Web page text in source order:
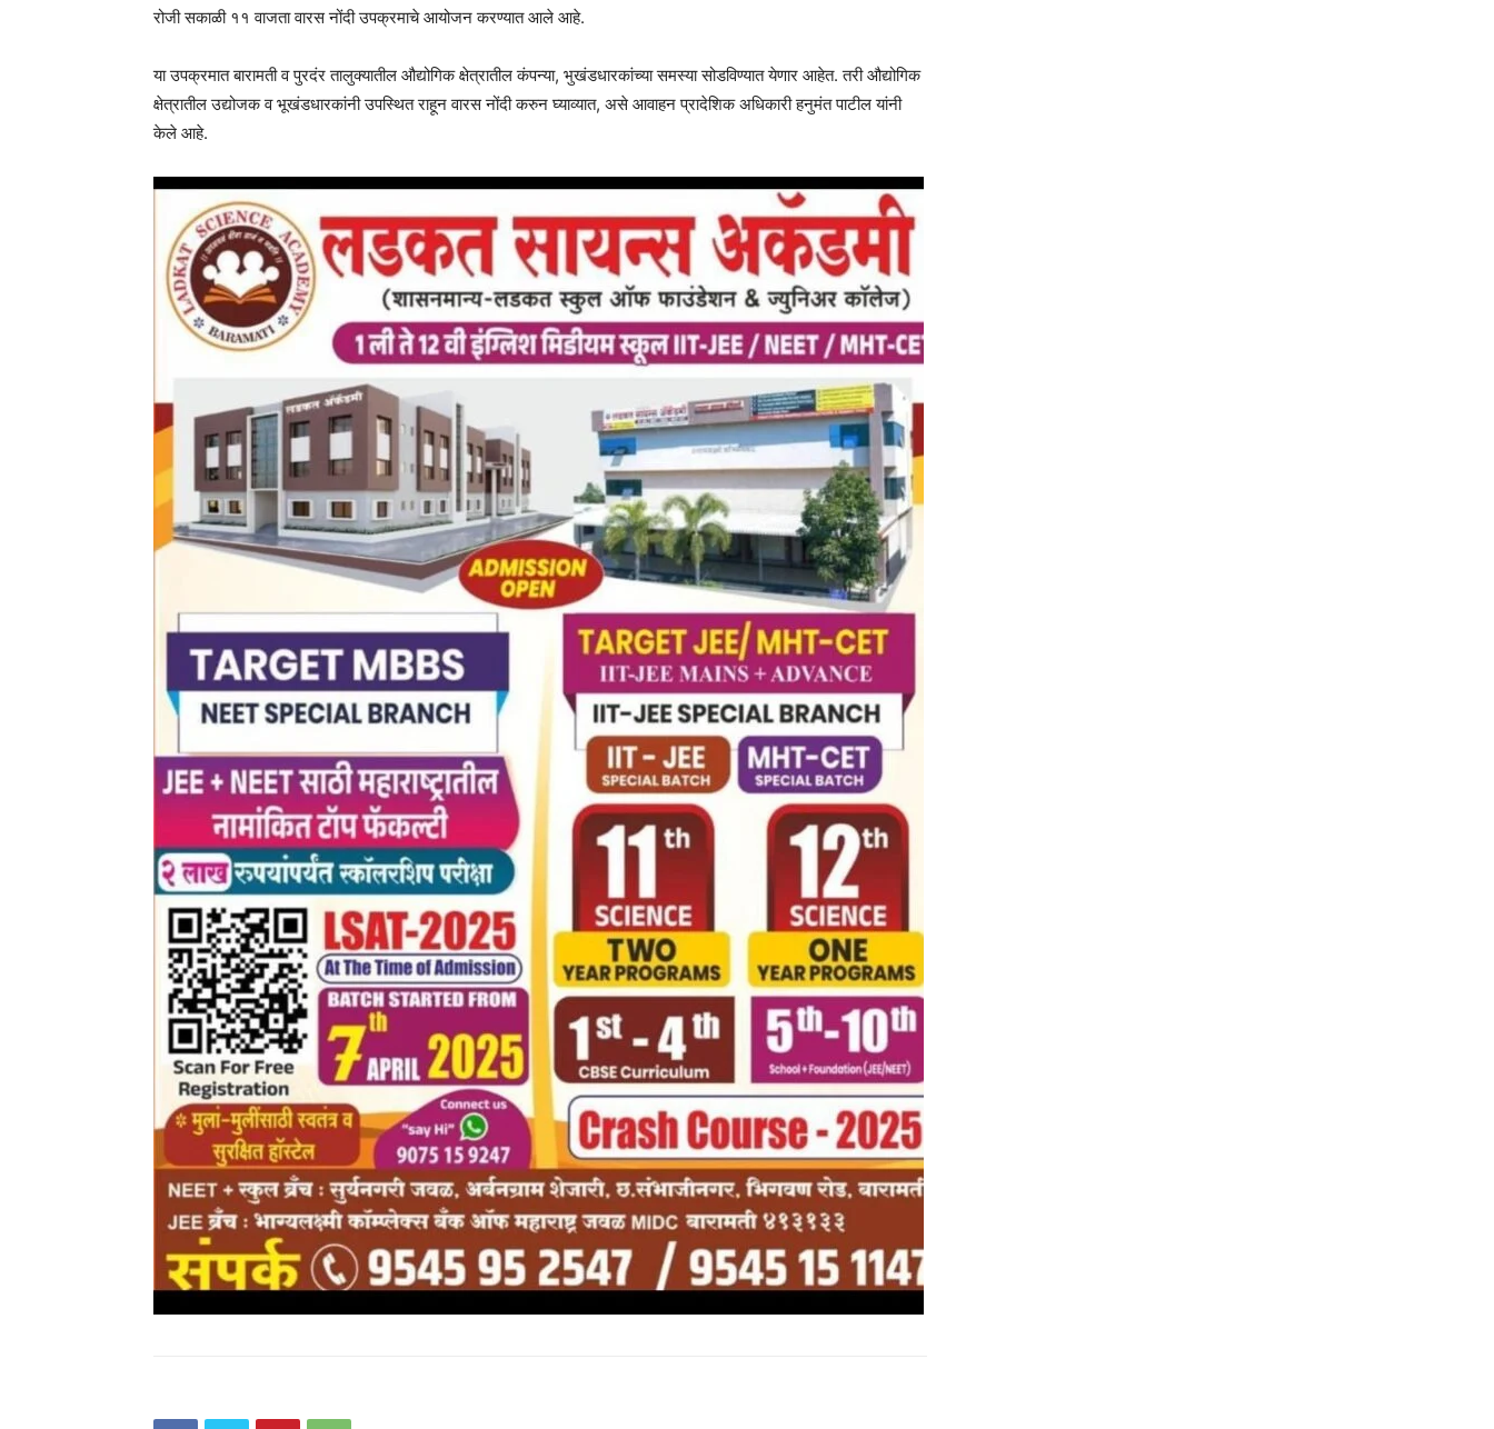
रोजी सकाळी ११ वाजता वारस नोंदी उपक्रमाचे आयोजन करण्यात आले आहे.
या उपक्रमात बारामती व पुरदंर तालुक्यातील औद्योगिक क्षेत्रातील कंपन्या, भुखंडधारकांच्या समस्या सोडविण्यात येणार आहेत. तरी औद्योगिक
क्षेत्रातील उद्योजक व भूखंडधारकांनी उपस्थित राहून वारस नोंदी करुन घ्याव्यात, असे आवाहन प्रादेशिक अधिकारी हनुमंत पाटील यांनी
केले आहे.